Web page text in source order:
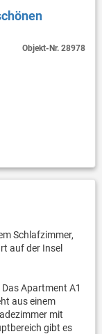
Objekt-Nr.28978
Schlafzimmer,
auf der Insel
Apartment A1
aus einem
mit
gibt es